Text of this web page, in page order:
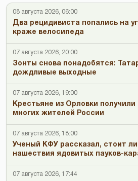
08 августа 2026, 06:00
Два рецидивиста попались на
краже велосипеда
07 августа 2026, 20:00
Зонты снова понадобятся:
дождливые выходные
07 августа 2026, 19:00
Крестьяне из Орловки
многих жителей России
07 августа 2026, 18:00
Ученый КФУ рассказал, стоит
нашествия ядовитых пауков-
07 августа 2026, 17:44